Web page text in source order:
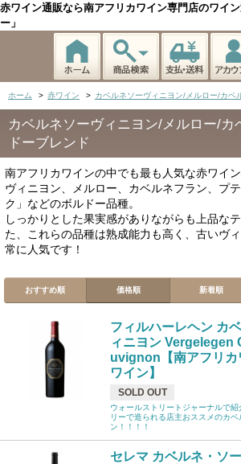
赤ワイン通販なら南アフリカワイン専門店のワイ
ー」
ホーム > 赤ワイン > カベルネソーヴィニヨン/メルロー/カベ
カベルネソーヴィニヨン/メルロー/カ
ドーブレンド
南アフリカワインの中でも最も人気な赤ワイ
ヴィニヨン、メルロー、カベルネフラン、プ
ク」などのボルドー品種。
しっかりとした果実感がありながらも上品な
た、これらの品種は熟成能力も高く、古いヴ
常に人気です！
おすすめ順 価格順 新着順
フィルハーレヘン カ
ィニヨン Vergelegen
uvignon【南アフリカ
ワイン】
SOLD OUT
ウォールストリートジャーナルで
リーで造られる店主おススメのカベ
ン！！！！
セレマ カベルネ・ソ